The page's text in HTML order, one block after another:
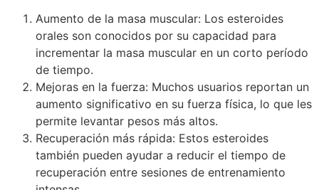
Aumento de la masa muscular: Los esteroides
orales son conocidos por su capacidad para
incrementar la masa muscular en un corto período
de tiempo.
Mejoras en la fuerza: Muchos usuarios reportan un
aumento significativo en su fuerza física, lo que les
permite levantar pesos más altos.
Recuperación más rápida: Estos esteroides
también pueden ayudar a reducir el tiempo de
recuperación entre sesiones de entrenamiento